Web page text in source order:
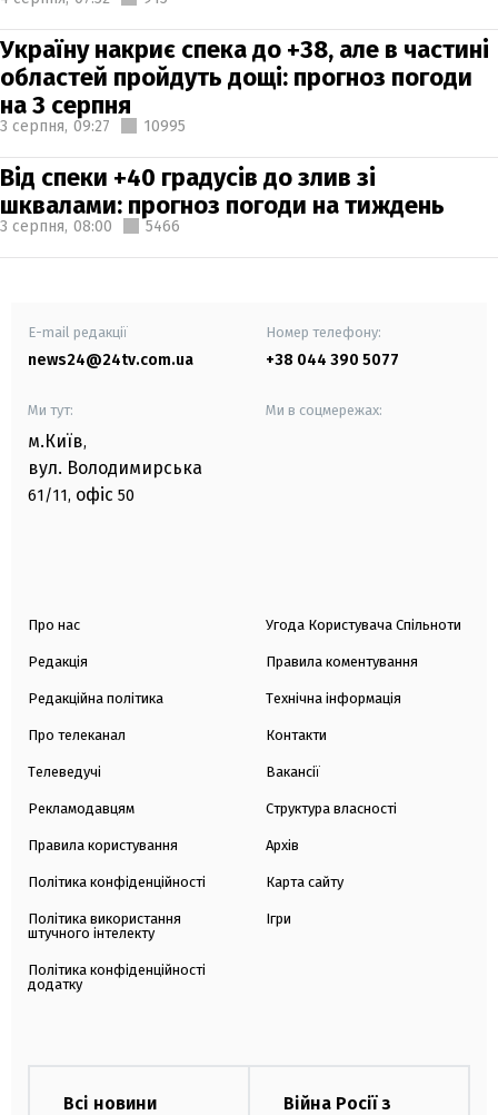
Україну накриє спека до +38, але в частині
областей пройдуть дощі: прогноз погоди
на 3 серпня
3 серпня, 09:27 10995
Від спеки +40 градусів до злив зі
шквалами: прогноз погоди на тиждень
3 серпня, 08:00 5466
E-mail редакції
news24@24tv.com.ua
Номер телефону:
+38 044 390 5077
Ми тут:
м.Київ,
вул. Володимирська
61/11, офіс 50
Ми в соцмережах:
Про нас
Редакція
Редакційна політика
Про телеканал
Телеведучі
Рекламодавцям
Правила користування
Політика конфіденційності
Політика використання
штучного інтелекту
Політика конфіденційності
додатку
Угода Користувача Спільноти
Правила коментування
Технічна інформація
Контакти
Вакансії
Структура власності
Архів
Карта сайту
Ігри
Всі новини
Війна Росії з